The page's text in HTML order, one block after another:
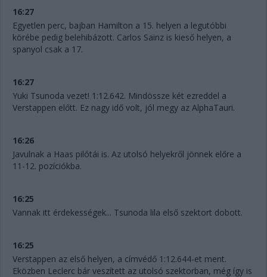
16:27
Egyetlen perc, bajban Hamilton a 15. helyen a legutóbbi
körébe pedig belehibázott. Carlos Sainz is kieső helyen, a
spanyol csak a 17.
16:27
Yuki Tsunoda vezet! 1:12.642. Mindössze két ezreddel a
Verstappen előtt. Ez nagy idő volt, jól megy az AlphaTauri.
16:26
Javulnak a Haas pilótái is. Az utolsó helyekről jönnek előre a
11-12. pozíciókba.
16:25
Vannak itt érdekességek... Tsunoda lila első szektort dobott.
16:25
Verstappen az első helyen, a címvédő 1:12.644-et ment.
Eközben Leclerc bár veszített az utolsó szektorban, még így is